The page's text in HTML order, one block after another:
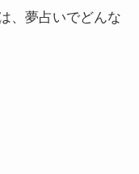
、夢占いでどんな